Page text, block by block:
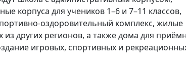
корпуса для учеников 1–6 и 7–11 классов,
оздоровительный комплекс, жилые
других регионов, а также дома для
игровых, спортивных и